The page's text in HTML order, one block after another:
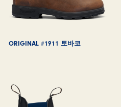
ORIGINAL #1911 토바코